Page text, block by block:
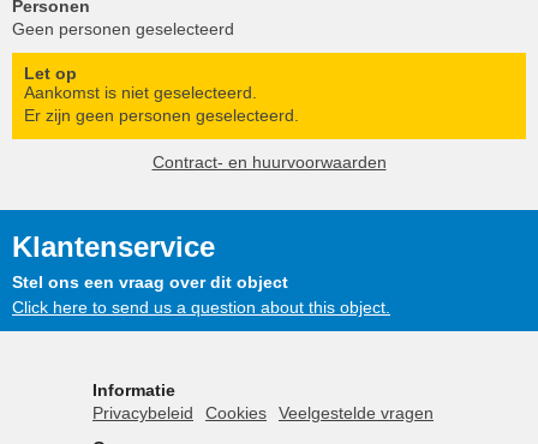
Personen
Geen personen geselecteerd
Let op
Aankomst is niet geselecteerd.
Er zijn geen personen geselecteerd.
Contract- en huurvoorwaarden
Klantenservice
Stel ons een vraag over dit object
Click here to send us a question about this object.
Informatie
Privacybeleid
Cookies
Veelgestelde vragen